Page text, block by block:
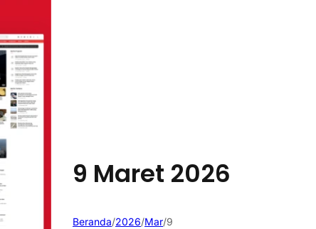
9 Maret 2026
Beranda/2026/Mar/9